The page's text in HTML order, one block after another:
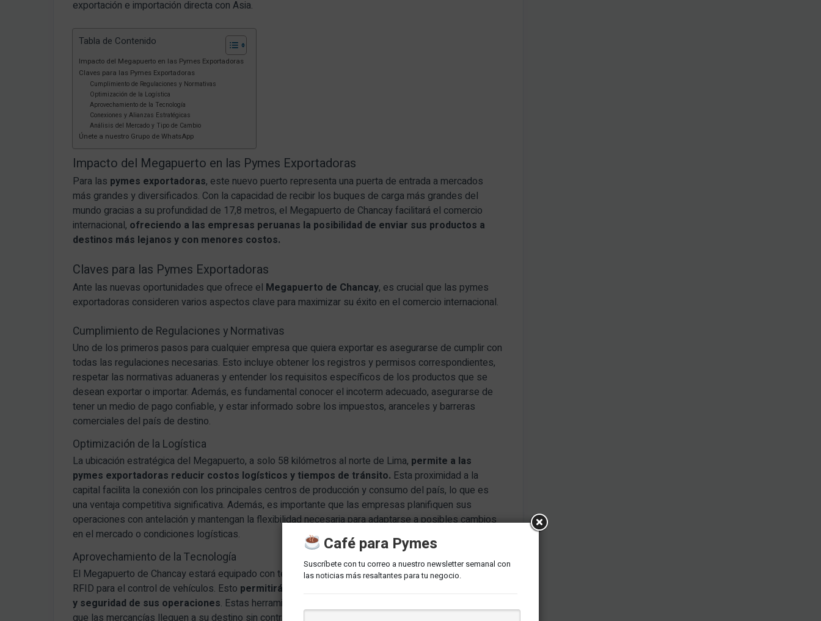
exportación e importación directa con Asia.
Tabla de Contenido
Impacto del Megapuerto en las Pymes Exportadoras
Claves para las Pymes Exportadoras
Cumplimiento de Regulaciones y Normativas
Optimización de la Logística
Aprovechamiento de la Tecnología
Conexiones y Alianzas Estratégicas
Análisis del Mercado y Tipo de Cambio
Únete a nuestro Grupo de WhatsApp
Impacto del Megapuerto en las Pymes Exportadoras
Para las pymes exportadoras, este nuevo puerto representa una puerta de entrada a mercados
más grandes y diversificados. Con la capacidad de recibir los buques de carga más grandes del
mundo gracias a su profundidad de 17,8 metros, el Megapuerto de Chancay facilitará el comercio
internacional, ofreciendo a las empresas peruanas la posibilidad de enviar sus productos a
destinos más lejanos y con menores costos.
Claves para las Pymes Exportadoras
Ante las nuevas oportunidades que ofrece el Megapuerto de Chancay, es crucial que las pymes
exportadoras consideren varios aspectos clave para maximizar su éxito en el comercio internacional.
Cumplimiento de Regulaciones y Normativas
Uno de los primeros pasos para cualquier empresa que quiera exportar es asegurarse de cumplir con
todas las regulaciones necesarias. Esto incluye obtener los registros y permisos correspondientes,
respetar las normativas aduaneras y entender los requisitos específicos de los productos que se
desean exportar o importar. Además, es fundamental conocer el incoterm adecuado, asegurarse de
tener un medio de pago confiable, y estar informado sobre los impuestos, aranceles y barreras
comerciales del país de destino.
Optimización de la Logística
La ubicación estratégica del Megapuerto, a solo 58 kilómetros al norte de Lima, permite a las
pymes exportadoras reducir costos logísticos y tiempos de tránsito. Esta proximidad a la
capital facilita la conexión con los principales centros de producción y consumo del país, lo que es
una ventaja competitiva significativa. Además, es importante que las empresas planifiquen sus
operaciones con antelación y mantengan la flexibilidad necesaria para adaptarse a posibles cambios
en el mercado o condiciones logísticas.
Aprovechamiento de la Tecnología
El Megapuerto de Chancay estará equipado con tecnología avanzada, como escáneres y sistemas
RFID para el control de vehículos. Esto permitirá a las pymes exportadoras mejorar la eficiencia
y seguridad de sus operaciones. Estas herramientas tecnológicas son cruciales para garantizar
Café para Pymes
Suscríbete con tu correo a nuestro newsletter semanal con
las noticias más resaltantes para tu negocio.